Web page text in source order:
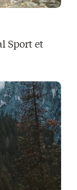
Sport et